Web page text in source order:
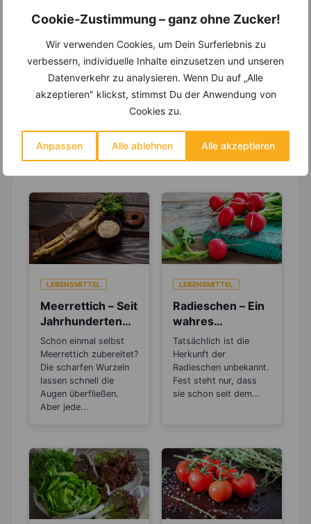
Cookie-Zustimmung – ganz ohne Zucker!
Wir verwenden Cookies, um Dein Surferlebnis zu
verbessern, individuelle Inhalte einzusetzen und unseren
Datenverkehr zu analysieren. Wenn Du auf „Alle
akzeptieren" klickst, stimmst Du der Anwendung von
Cookies zu.
Anpassen Alle ablehnen Alle akzeptieren
Einkaufsliste und noch mehr?
viele hilfreiche und zeitsparende Möglichkeiten,
um Deine Ernährung optimal zu gestalten.
Erfahre mehr über die Zutaten
dieses Rezepts
LEBENSMITTEL
Meerrettich – Seit
Jahrhunderten
als Heilpflanze
bekannt!
Schon einmal selbst
Meerrettich zubereitet?
Die scharfen Wurzeln
lassen schnell die
Augen überfließen.
Aber jede...
LEBENSMITTEL
Radieschen – Ein
wahres
Antibiotikum
Tatsächlich ist die
Herkunft der
Radieschen unbekannt.
Fest steht nur, dass
sie schon seit dem...